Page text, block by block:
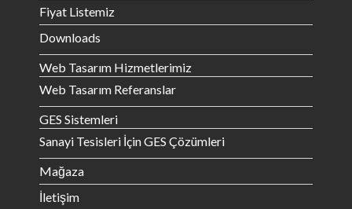
Fiyat Listemiz
Downloads
Web Tasarım Hizmetlerimiz
Web Tasarım Referanslar
GES Sistemleri
Sanayi Tesisleri İçin GES Çözümleri
Mağaza
İletişim